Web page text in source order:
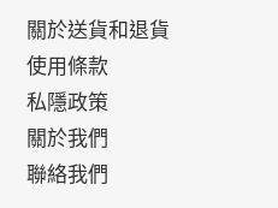
關於送貨和退貨
使用條款
私隱政策
關於我們
聯絡我們